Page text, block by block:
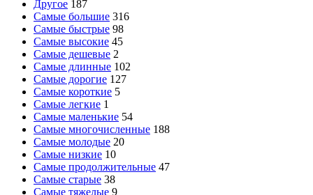
Другое 187
Самые большие 316
Самые быстрые 98
Самые высокие 45
Самые дешевые 2
Самые длинные 102
Самые дорогие 127
Самые короткие 5
Самые легкие 1
Самые маленькие 54
Самые многочисленные 188
Самые молодые 20
Самые низкие 10
Самые продолжительные 47
Самые старые 38
Самые тяжелые 9